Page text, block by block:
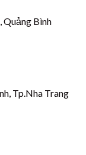
Bình
Tp.Nha Trang